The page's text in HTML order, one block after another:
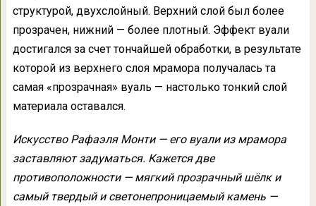
структурой, двухслойный. Верхний слой был более
прозрачен, нижний — более плотный. Эффект вуали
достигался за счет тончайшей обработки, в результате
которой из верхнего слоя мрамора получалась та
самая «прозрачная» вуаль — настолько тонкий слой
материала оставался.
Искусство Рафаэля Монти — его вуали из мрамора
заставляют задуматься. Кажется две
противоположности — мягкий прозрачный шёлк и
самый твердый и светонепроницаемый камень —